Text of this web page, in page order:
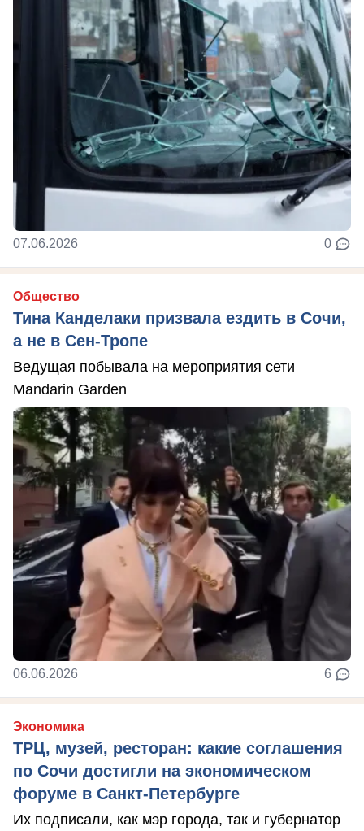
07.06.2026 0
Общество
Тина Канделаки призвала ездить в Сочи,
а не в Сен-Тропе
Ведущая побывала на мероприятия сети
Mandarin Garden
06.06.2026 6
Экономика
ТРЦ, музей, ресторан: какие соглашения
по Сочи достигли на экономическом
форуме в Санкт-Петербурге
Их подписали, как мэр города, так и губернатор